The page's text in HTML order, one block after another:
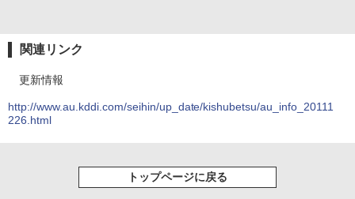
関連リンク
更新情報
http://www.au.kddi.com/seihin/up_date/kishubetsu/au_info_20111
226.html
トップページに戻る